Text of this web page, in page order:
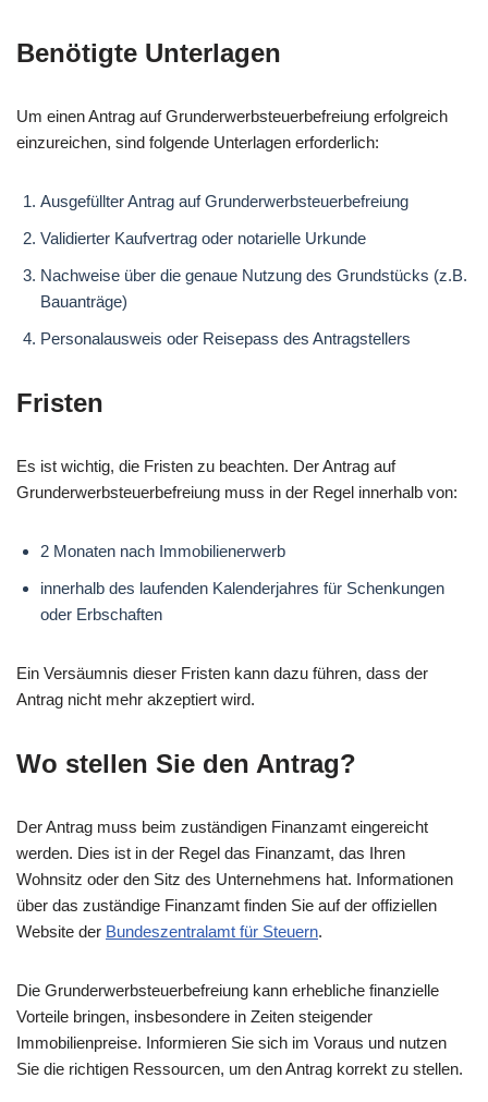
Benötigte Unterlagen
Um einen Antrag auf Grunderwerbsteuerbefreiung erfolgreich
einzureichen, sind folgende Unterlagen erforderlich:
Ausgefüllter Antrag auf Grunderwerbsteuerbefreiung
Validierter Kaufvertrag oder notarielle Urkunde
Nachweise über die genaue Nutzung des Grundstücks (z.B.
Bauanträge)
Personalausweis oder Reisepass des Antragstellers
Fristen
Es ist wichtig, die Fristen zu beachten. Der Antrag auf
Grunderwerbsteuerbefreiung muss in der Regel innerhalb von:
2 Monaten nach Immobilienerwerb
innerhalb des laufenden Kalenderjahres für Schenkungen
oder Erbschaften
Ein Versäumnis dieser Fristen kann dazu führen, dass der
Antrag nicht mehr akzeptiert wird.
Wo stellen Sie den Antrag?
Der Antrag muss beim zuständigen Finanzamt eingereicht
werden. Dies ist in der Regel das Finanzamt, das Ihren
Wohnsitz oder den Sitz des Unternehmens hat. Informationen
über das zuständige Finanzamt finden Sie auf der offiziellen
Website der Bundeszentralamt für Steuern.
Die Grunderwerbsteuerbefreiung kann erhebliche finanzielle
Vorteile bringen, insbesondere in Zeiten steigender
Immobilienpreise. Informieren Sie sich im Voraus und nutzen
Sie die richtigen Ressourcen, um den Antrag korrekt zu stellen.